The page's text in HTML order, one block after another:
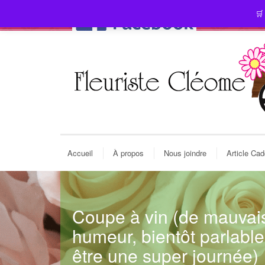
Accueil À propos Nous joindre Article
Coupe à vin (de
humeur, bientôt
être une super journée)